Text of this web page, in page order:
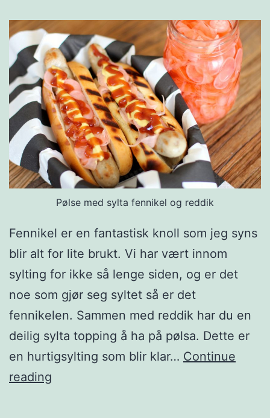
e
d
m
o
r
e
l
l
s
a
s
o
g
j
o
k
Pølse med sylta fennikel og reddik
Fennikel er en fantastisk knoll som jeg syns
blir alt for lite brukt. Vi har vært innom
sylting for ikke så lenge siden, og er det
noe som gjør seg syltet så er det
fennikelen. Sammen med reddik har du en
deilig sylta topping å ha på pølsa. Dette er
en hurtigsylting som blir klar… Continue
reading